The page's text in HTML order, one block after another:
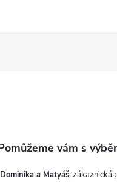
Dominika a Matyáš